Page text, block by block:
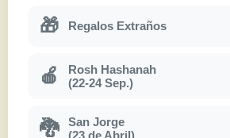
🎁 Regalos Extraños
🍎
Rosh Hashanah
(22-24 Sep.)
🐉
San Jorge
(23 de Abril)